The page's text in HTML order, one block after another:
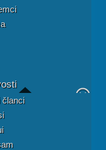
članci